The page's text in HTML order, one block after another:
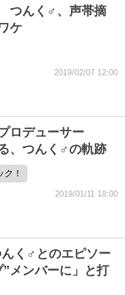
つんく♂、声帯摘
ケ
2019/02/07 12:00
ロデューサー
、つんく♂の軌跡
！
2019/01/11 18:00
く♂とのエピソー
”メンバーに」と打